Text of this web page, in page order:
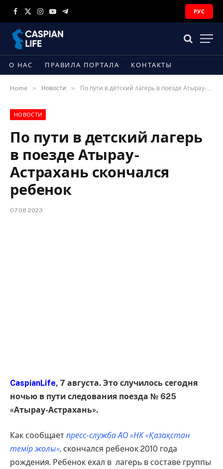
Facebook
X
Instagram
YouTubeTelegram
РУС
О НАС ПРАВИЛА ПОРТАЛА КОНТАКТЫ
Home » Новости » По пути в детский лагерь в поезде Атырау-Астрахань скончался ребенок
НОВОСТИ
По пути в детский лагерь
в поезде Атырау-
Астрахань скончался
ребенок
07.08.2023
CaspianLife, 7 августа. Это случилось сегодня
ночью в пути следования поезда № 625
«Атырау-Астрахань».
Как сообщает пресс-служба АО «НК «Қазақстан
темір жолы», скончался ребенок 2010 года
рождения. Ребенок ехал в лагерь в составе группы